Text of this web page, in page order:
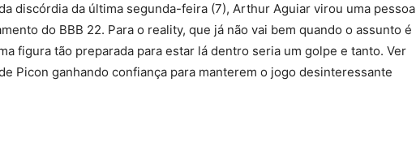
discórdia da última segunda-feira (7), Arthur Aguiar virou uma pessoa
do BBB 22. Para o reality, que já não vai bem quando o assunto é
figura tão preparada para estar lá dentro seria um golpe e tanto. Ver
Picon ganhando confiança para manterem o jogo desinteressante